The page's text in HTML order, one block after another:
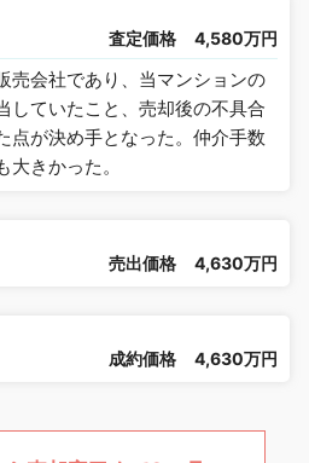
査定価格 4,580万円
売会社であり、当マンションの
していたこと、売却後の不具合
点が決め手となった。仲介手数
きかった。
売出価格 4,630万円
成約価格 4,630万円